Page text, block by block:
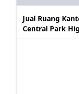
Jual Ruang
Central Park